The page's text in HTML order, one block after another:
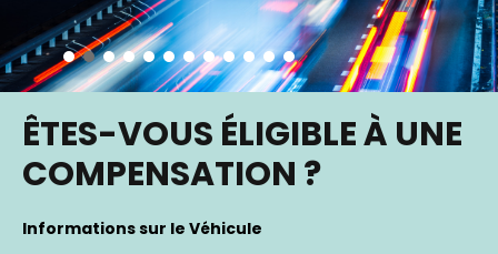
ÊTES-VOUS ÉLIGIBLE À UNE
COMPENSATION ?
Informations sur le Véhicule
Si vous avez acheté un véhicule affecté,